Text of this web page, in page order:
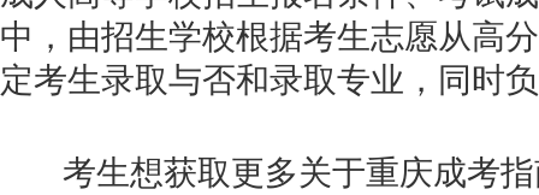
中，由招生学校根据考生志愿从高
定考生录取与否和录取专业，同时
考生想获取更多关于重庆成考指